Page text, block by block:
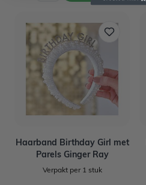
Haarband Birthday Girl met
Parels Ginger Ray
Verpakt per 1 stuk